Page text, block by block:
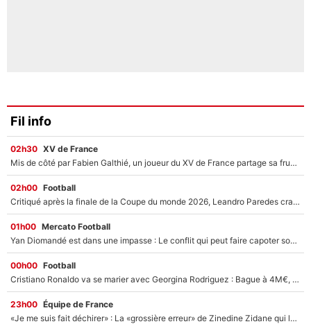
Fil info
02h30 XV de France
Mis de côté par Fabien Galthié, un joueur du XV de France partage sa frustration : «ils ne me l’ont pas dit tout de suite»
02h00 Football
Critiqué après la finale de la Coupe du monde 2026, Leandro Paredes craque encore en plein match et provoque une nouvelle polémique !
01h00 Mercato Football
Yan Diomandé est dans une impasse : Le conflit qui peut faire capoter son arrivée au Real Madrid après son transfert avorté au PSG !
00h00 Football
Cristiano Ronaldo va se marier avec Georgina Rodriguez : Bague à 4M€, hôtel de luxe... Des détails de la cérémonie ont déjà fuité !
23h00 Équipe de France
«Je me suis fait déchirer» : La «grossière erreur» de Zinedine Zidane qui lui a valu une leçon loin de l’équipe de France !